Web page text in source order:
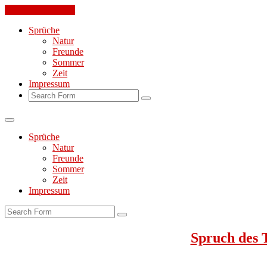
Sprüche
Natur
Freunde
Sommer
Zeit
Impressum
Search
Sprüche
Natur
Freunde
Sommer
Zeit
Impressum
Search
Spruch des